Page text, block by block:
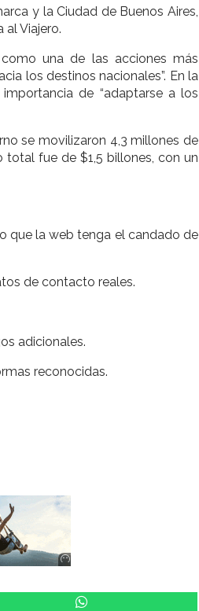
y la Ciudad de Buenos Aires,
Viajero.
una de las acciones más
los destinos nacionales”. En la
de “adaptarse a los
se movilizaron 4,3 millones de
total fue de $1,5 billones, con un
que la web tenga el candado de
de contacto reales.
adicionales.
reconocidas.